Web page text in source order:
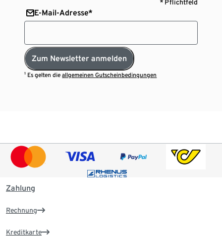
* Pflichtfeld
E-Mail-Adresse*
Zum Newsletter anmelden
¹ Es gelten dieallgemeinen Gutscheinbedingungen
Zahlung
Rechnung
Kreditkarte